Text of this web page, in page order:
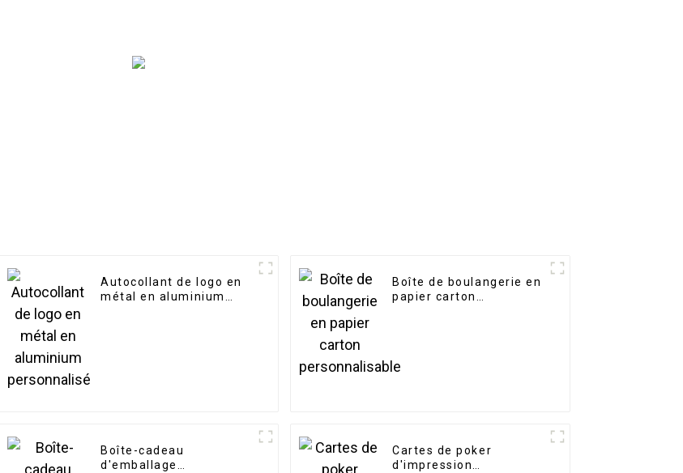
Autocollant de logo en
métal en aluminium
Boîte de boulangerie en
papier carton
Boîte-cadeau
d'emballage
Cartes de poker
d'impression